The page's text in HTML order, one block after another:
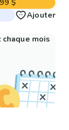
$
Ajouter
mois